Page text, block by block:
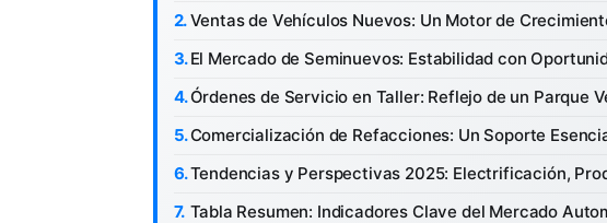
Ventas de Vehículos Nuevos: Un Motor de
El Mercado de Seminuevos: Estabilidad con
Órdenes de Servicio en Taller: Reflejo de un Parque
Comercialización de Refacciones: Un Soporte
Tendencias y Perspectivas 2025: Electrificación,
Tabla Resumen: Indicadores Clave del Mercado